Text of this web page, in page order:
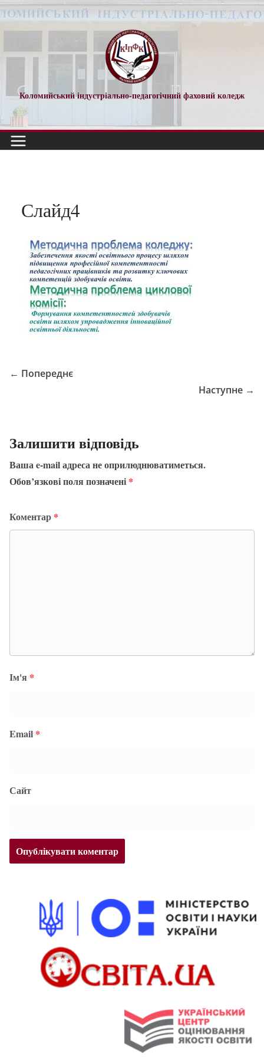
Перейти
до
Коломийський індустріально-педагогічний фаховий коледж
Слайд4
← Попереднє
Наступне →
Залишити відповідь
Ваша e-mail адреса не оприлюднюватиметься.
Обов’язкові поля позначені *
Коментар *
Ім'я *
Email *
Сайт